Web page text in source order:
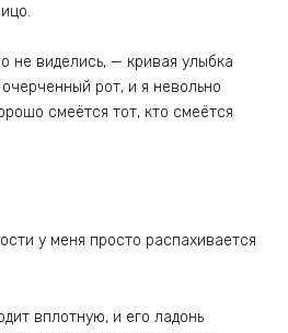
не виделись, — кривая улыбка
рот, и я невольно
смеётся тот, кто смеётся
у меня просто распахивается
вплотную, и его ладонь